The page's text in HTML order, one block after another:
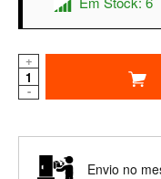
+
-
Envio no